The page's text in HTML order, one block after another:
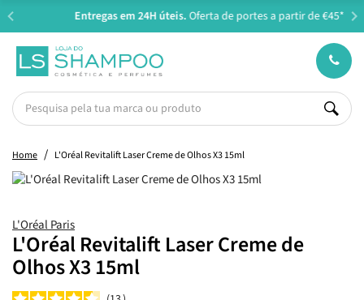
Entregas em 24H úteis. Oferta de portes a partir de €45*
Home L'Oréal Revitalift Laser Creme de Olhos X3 15ml
L'Oréal Paris
L'Oréal Revitalift Laser Creme de
Olhos X3 15ml